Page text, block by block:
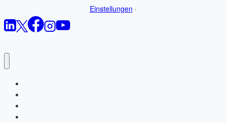
Einstellungen ·